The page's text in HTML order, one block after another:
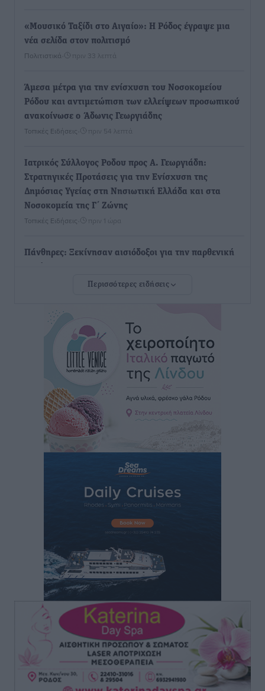
«Μουσικό Ταξίδι στο Αιγαίο»: Η Ρόδος έγραψε μια
νέα σελίδα στον πολιτισμό
Πολιτιστικά πριν 33 λεπτά
Άμεσα μέτρα για την ενίσχυση του Νοσοκομείου
Ρόδου και αντιμετώπιση των ελλείψεων προσωπικού
ανακοίνωσε ο Άδωνις Γεωργιάδης
Τοπικές Ειδήσεις πριν 54 λεπτά
Iατρικός Σύλλογος Ροδου προς Α. Γεωργιάδη:
Στρατηγικές Προτάσεις για την Ενίσχυση της
Δημόσιας Υγείας στη Νησιωτική Ελλάδα και στα
Νοσοκομεία της Γ΄ Ζώνης
Τοπικές Ειδήσεις πριν 1 ώρα
Πάνθηρες: Ξεκίνησαν αισιόδοξοι για την παρθενική
πριν 1 ώρα
Άρης Αρχαγγέλου: Στο πλευρό του άτυχου Ιάκωβου
πριν 1 ώρα
Φοίβος: Η μεγάλη επιστροφή του Μπρένο Σαλβατιέρα
Αθλητικά• πριν 1 ώρα
Κλεάνθης: Έτοιμες οι κάρτες διαρκείας της νέας
σεζόν
Αθλητικά• πριν 1 ώρα
αδιαπραγμάτευτη φιλοσοφία
Παπαεμμανουήλ
Αθλητικά• πριν 3 ώρες
ΣΚΟΕ: Σαββατοκύριακο με αγώνες από τον Σ.Σ. Ρόδου
Αθλητικά πριν 3 ώρες
Συνελήφθη 37χρονη στη Ρόδο γιατί είχε αφήσει τα
τρία ανήλικα παιδιά της χωρίς επιτήρηση
Τοπικές Ειδήσεις πριν 4 ώρες
Περισσότερες ειδήσεις